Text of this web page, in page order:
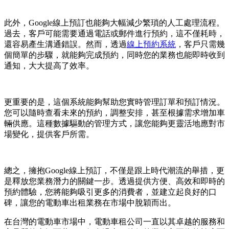
此外，Google線上預訂也能夠大幅減少繁瑣的人工處理流程。
過去，客戶可能需要通過電話或郵件進行預約，這不僅耗時，
還容易產生溝通錯誤。然而，透過線上預約系統 ，客戶只需幾
個簡單的步驟，就能夠完成預約，同時您的業務也能即時收到
通知，大大提高了效率。
更重要的是，這個系統能夠幫助您實時管理訂單和預訂情況。
您可以隨時查看未來的預約，調整安排，甚至根據需求增加車
輛供應。這種數據驅動的管理方式，讓您能夠更靈活地應對市
場變化，提供客戶所需。
總之，擁抱Google線上預訂，不僅是跟上時代潮流的舉措，更
是釋放您業務潛力的關鍵一步。透過提供方便、高效和即時的
預約體驗，您將能夠吸引更多的消費者，並建立起良好的口
碑，讓您的電動車出租業務在市場中脫穎而出。
在台灣的電動車市場中，電動車租公司一直以其卓越的服務和